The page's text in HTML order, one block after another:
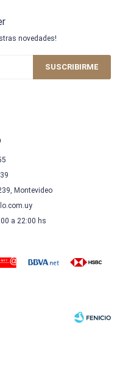
Montevideo
a 22:00 hs
novedades!
SUSCRIBIRME